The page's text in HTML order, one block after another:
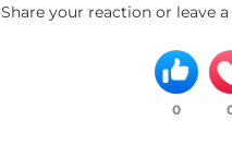
Share your reaction or leave
0